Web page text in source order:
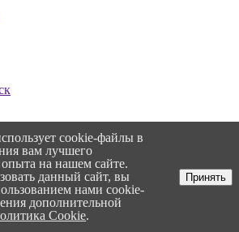
cookie-файлы в
вам лучшего
опыта на нашем сайте.
данный сайт, вы
нами cookie-
дополнительной
Cookie.
Принять